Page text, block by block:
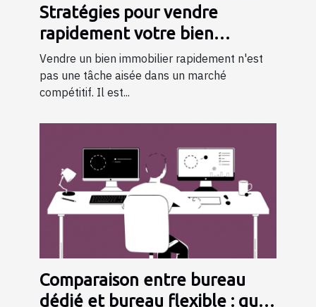
Stratégies pour vendre
rapidement votre bien
immobilier
Vendre un bien immobilier rapidement n'est
pas une tâche aisée dans un marché
compétitif. Il est...
Comparaison entre bureau
dédié et bureau flexible : quel